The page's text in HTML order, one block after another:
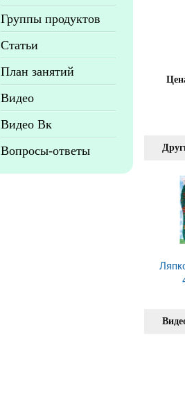
Группы продуктов
Статьи
План занятий
Видео
Видео Вк
Вопросы-ответы